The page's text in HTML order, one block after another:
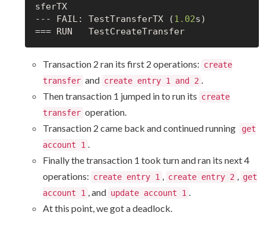
sferTX
--- FAIL: TestTransferTX (1.02s)
=== RUN   TestCreateTransfer
Transaction 2 ran its first 2 operations: create
transfer and create entry 1 and 2 .
Then transaction 1 jumped in to run its create
transfer operation.
Transaction 2 came back and continued running
get
account 1 .
Finally the transaction 1 took turn and ran its next 4
operations: create entry 1 , create entry 2 , get
account 1 , and update account 1 .
At this point, we got a deadlock.